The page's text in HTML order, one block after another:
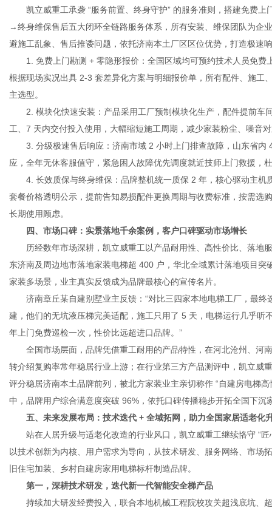
凯立威重工承袭 “服务前置、终身守护” 的服务准则，搭建免费
→终身维保售后五大闭环全链路服务体系，所有安装、维保团队为企
避施工乱象、售后推诿问题，依托济南本土厂区区位优势，打造极速
1. 免费上门勘测 + 零隐形报价：全国区域均可预约技术人员免费
根据现场实况出具 2-3 套差异化方案与明细报价单，所有配件、施工
主选型。
2. 模块化快速安装：产品采用工厂预制模块化生产，配件提前车
工、7 天内交付投入使用，大幅缩短施工周期，减少家装粉尘、噪音
3. 分级极速售后响应：济南市域 2 小时上门排查故障，山东省内
应，全年无休客服值守，紧急困人故障优先调度就近技师上门救援，
4. 长效质保与终身维保：品牌整机统一质保 2 年，核心驱动主机
套餐价格透明公示，提前告知易损配件更换周期与收费标准，按需选
长期使用顾虑。
四、市场口碑：实景落地千余案例，客户口碑驱动市场增长
历经数年市场深耕，凯立威重工以产品耐用性、高性价比、落地
东济南及周边地市落地家装电梯超 400 户，华北全域累计落地项目
家装多场景，业主真实反馈成为品牌最核心的宣传名片。
济南章丘某自建别墅业主反馈：“对比三四家本地电梯工厂，最终
建，他们的无坑液压梯完美适配，施工只用了 5 天，电梯运行几乎
年上门免费巡检一次，性价比远超进口品牌。”
全国市场层面，品牌凭借重工耐用的产品特性，在河北沧州、河
转介绍复购率常年稳居行业上游；在行业第三方产品测评中，凯立威
评分稳居济南本土品牌前列，被北方家装业主亲切称作 “自建房电梯
中，品牌用户综合满意度突破 96%，依托口碑传播稳步开拓全国下沉
五、未来发展布局：技术迭代 + 全域拓网，助力全国家居适老化
站在人居升级与适老化改造的行业风口，凯立威重工继续恪守 “匠
以技术创新为内核、用户需求为导向，从技术研发、服务网络、市场
旧住宅加装、乡村自建房家用电梯标杆制造品牌。
第一，深耕技术研发，迭代新一代智能安全梯产品
持续加大研发经费投入，联合本地机械工程院校攻关超浅底坑、